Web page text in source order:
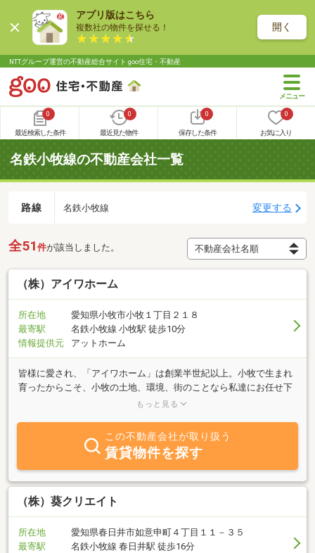
アプリ版はこちら
複数社の物件を探せる！ 開く
NTTグループ運営の不動産総合サイト goo住宅・不動産
0
最近検索した条件
0
最近見た物件
0
保存した条件
0
お気に入り
名鉄小牧線の不動産会社一覧
路線 名鉄小牧線 変更する
全51 件が該当しました。
（株）アイワホーム
所在地
愛知県小牧市小牧１丁目２１８
最寄駅
名鉄小牧線 小牧駅 徒歩10分
情報提供元
アットホーム
皆様に愛され、「アイワホーム」は創業半世紀以上。小牧で生まれ
育ったからこそ、小牧の土地、環境、街のことなら私達にお任せ下
さい。地元とのつながりを活かし、皆様との出会いが、その後何世
もっと見る
この不動産会社が取り扱う
賃貸物件を探す
（株）葵クリエイト
所在地
愛知県春日井市如意申町４丁目１１－３５
最寄駅
名鉄小牧線 春日井駅 徒歩16分